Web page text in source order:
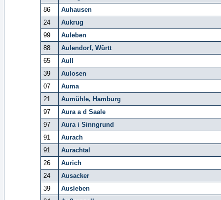
86
Auhausen
24
Aukrug
99
Auleben
88
Aulendorf, Württ
65
Aull
39
Aulosen
07
Auma
21
Aumühle, Hamburg
97
Aura a d Saale
97
Aura i Sinngrund
91
Aurach
91
Aurachtal
26
Aurich
24
Ausacker
39
Ausleben